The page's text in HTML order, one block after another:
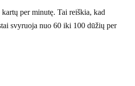
per minutę. Tai reiškia, kad
svyruoja nuo 60 iki 100 dūžių per